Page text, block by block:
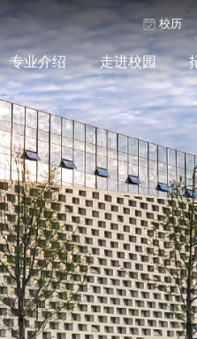
校历
专业介绍 走进校园